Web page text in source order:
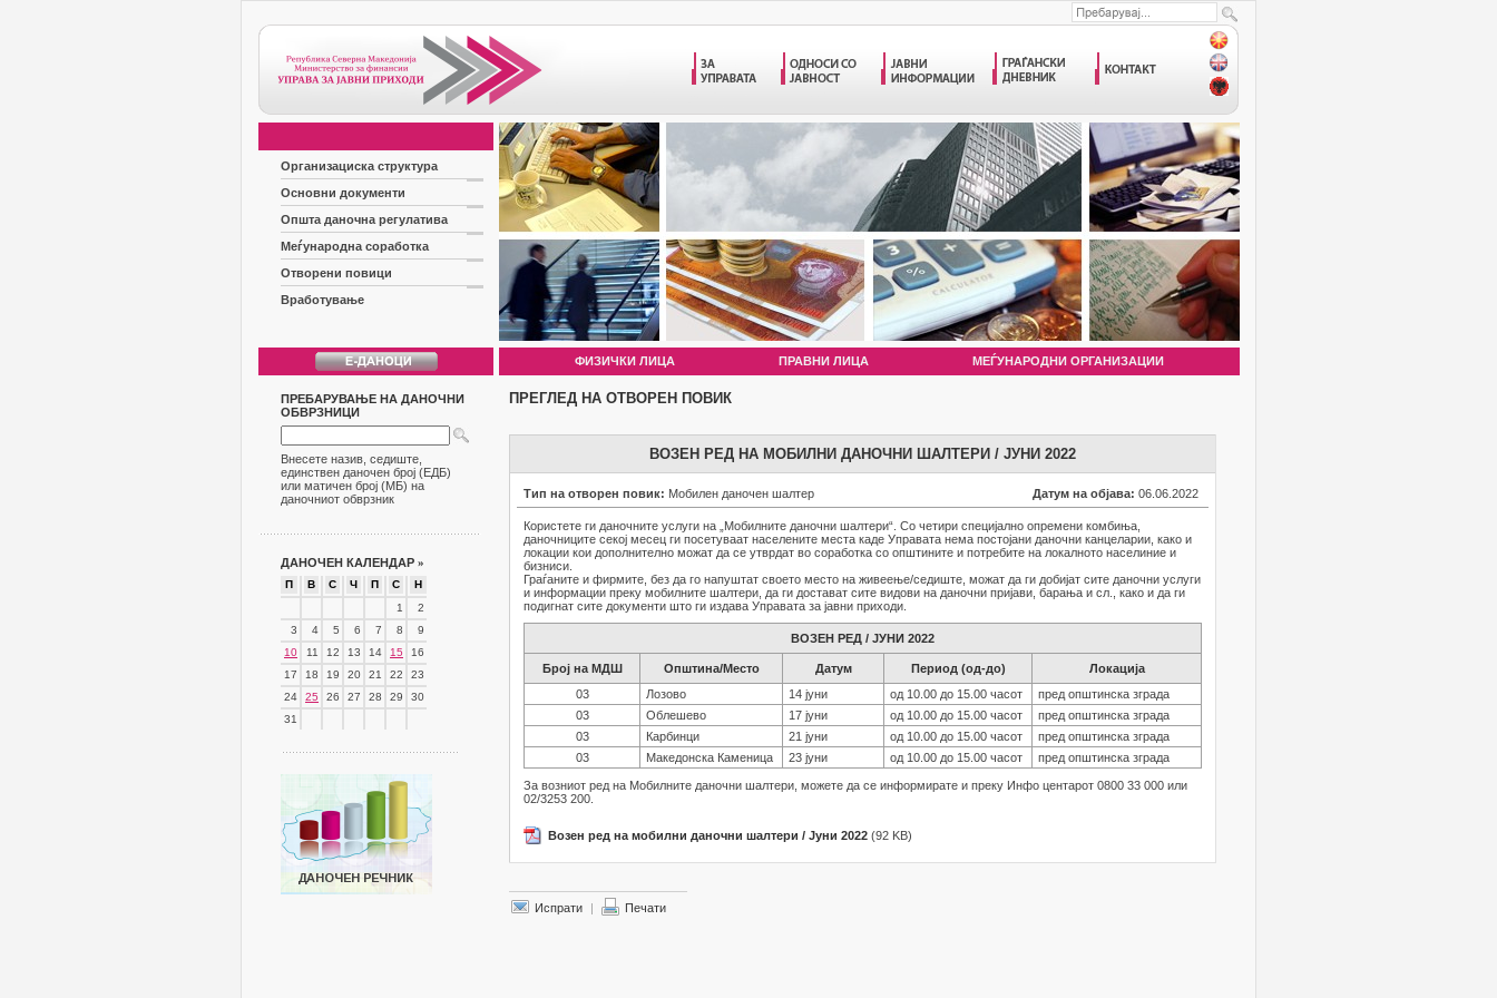
Организациска структура
Основни документи
Општа даночна регулатива
Меѓународна соработка
Отворени повици
Вработување
ФИЗИЧКИ ЛИЦА ПРАВНИ ЛИЦА МЕЃУНАРОДНИ ОРГАНИЗАЦИИ
ПРЕБАРУВАЊЕ НА ДАНОЧНИ
ОБВРЗНИЦИ
Внесете назив, седиште,
единствен даночен број (ЕДБ)
или матичен број (МБ) на
даночниот обврзник
ДАНОЧЕН КАЛЕНДАР »
П В С Ч П С
Н
1
2
3
4 5 6 7 8
9
10
11 12 13 14 15
16
17
18 19 20 21 22
23
24
25 26 27 28 29
30
31
ПРЕГЛЕД НА ОТВОРЕН ПОВИК
ВОЗЕН РЕД НА МОБИЛНИ ДАНОЧНИ ШАЛТЕРИ / ЈУНИ 2022
Тип на отворен повик: Мобилен даночен шалтер Датум на објава: 06.06.2022
Користете ги даночните услуги на „Мобилните даночни шалтери“. Со четири специјално опремени комбиња,
даночниците секој месец ги посетуваат населените места каде Управата нема постојани даночни канцеларии, како и
локации кои дополнително можат да се утврдат во соработка со општините и потребите на локалното населиние и
бизниси.
Граѓаните и фирмите, без да го напуштат своето место на живеење/седиште, можат да ги добијат сите даночни услуги
и информации преку мобилните шалтери, да ги достават сите видови на даночни пријави, барања и сл., како и да ги
подигнат сите документи што ги издава Управата за јавни приходи.
ВОЗЕН РЕД / ЈУНИ 2022
Број на МДШ Општина/Место Датум Период (од-до)
Локација
03
Лозово 14 јуни од 10.00 до 15.00 часот
пред општинска зграда
03
Облешево 17 јуни од 10.00 до 15.00 часот
пред општинска зграда
03
Карбинци 21 јуни од 10.00 до 15.00 часот
пред општинска зграда
03
Македонска Каменица 23 јуни од 10.00 до 15.00 часот пред општинска зграда
За возниот ред на Мобилните даночни шалтери, можете да се информирате и преку Инфо центарот 0800 33 000 или
02/3253 200.
Возен ред на мобилни даночни шалтери / Јуни 2022 (92 KB)
Испрати | Печати